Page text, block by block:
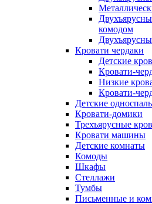
комодом
Кровати чердаки
Детские
Кровати-
Низкие
Кровати-
Детские
Кровати-домики
Трехъярусные
Кровати машины
Детские комнаты
Комоды
Шкафы
Стеллажи
Тумбы
Письменные и